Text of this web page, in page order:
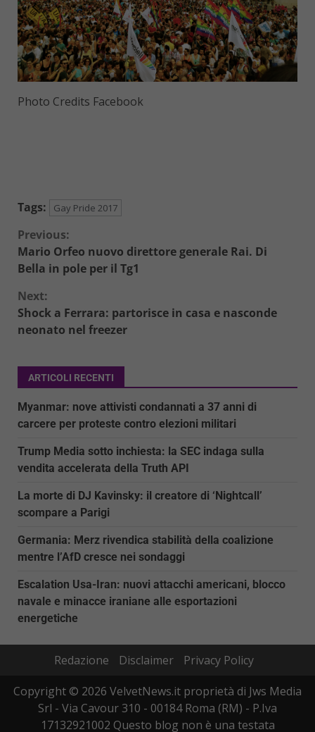
Photo Credits Facebook
Tags: Gay Pride 2017
Continue
Reading
Previous:
Mario Orfeo nuovo direttore generale Rai. Di
Bella in pole per il Tg1
Next:
Shock a Ferrara: partorisce in casa e nasconde
neonato nel freezer
ARTICOLI RECENTI
Myanmar: nove attivisti condannati a 37 anni di
carcere per proteste contro elezioni militari
Trump Media sotto inchiesta: la SEC indaga sulla
vendita accelerata della Truth API
La morte di DJ Kavinsky: il creatore di ‘Nightcall’
scompare a Parigi
Germania: Merz rivendica stabilità della coalizione
mentre l’AfD cresce nei sondaggi
Escalation Usa-Iran: nuovi attacchi americani, blocco
navale e minacce iraniane alle esportazioni
energetiche
Redazione Disclaimer
Privacy Policy
Copyright © 2026 VelvetNews.it proprietà di Jws Media
Srl - Via Cavour 310 - 00184 Roma (RM) - P.Iva
17132921002 Questo blog non è una testata